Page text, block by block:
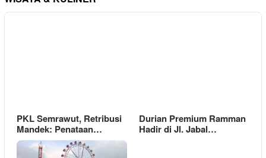
PKL Semrawut, Retribusi
Mandek: Penataan…
Durian Premium Ramman
Hadir di Jl. Jabal…